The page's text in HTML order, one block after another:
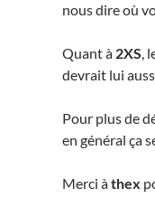
nous dire où
Quant à 2XS,
devrait lui
Pour plus de
en général ça
Merci àthex